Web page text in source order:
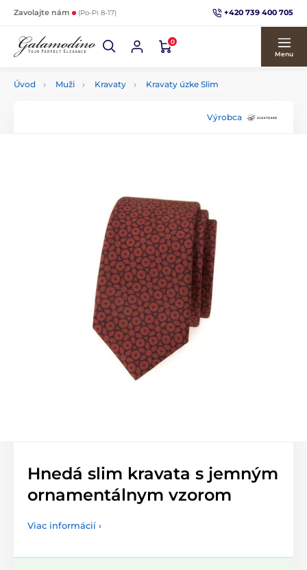
Zavolajte nám (Po-Pi 8-17) +420 739 400 705
0
Menu
Úvod Muži Kravaty Kravaty úzke Slim
Výrobca
Hnedá slim kravata s jemným
ornamentálnym vzorom
Viac informácií ›